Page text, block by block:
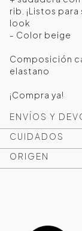
rib. ¡Listos
look
- Color beige
Composición
elastano
¡Compra ya!
ENVÍOS Y
CUIDADOS
ORIGEN